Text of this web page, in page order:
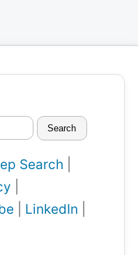
Search
Search
LinkedIn